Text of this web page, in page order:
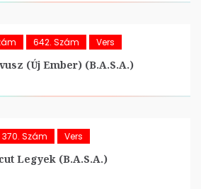
642. Szám Vers
(Új Ember) (B.A.S.A.)
370. Szám Vers
Legyek (B.A.S.A.)